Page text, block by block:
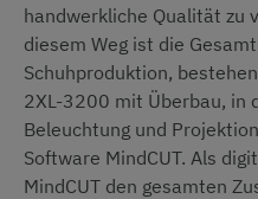
handwerkliche Qualität zu
diesem Weg ist die
Schuhproduktion,
2XL-3200 mit Überbau, in
Beleuchtung und
Software MindCUT. Als
MindCUT den gesamten